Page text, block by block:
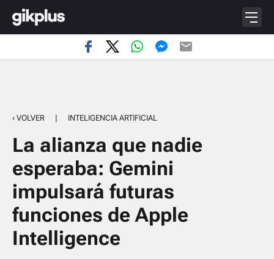
‹ VOLVER | INTELIGENCIA ARTIFICIAL
La alianza que nadie
esperaba: Gemini
impulsará futuras
funciones de Apple
Intelligence